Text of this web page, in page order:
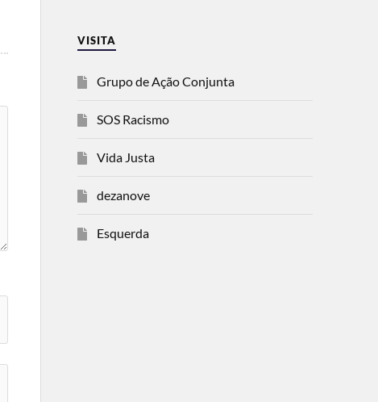
VISITA
Grupo de Ação Conjunta
SOS Racismo
Vida Justa
dezanove
Esquerda